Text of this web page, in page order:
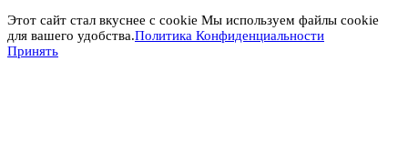
Этот сайт стал вкуснее с cookie Мы используем файлы cookie
для вашего удобства.Политика Конфиденциальности
Принять